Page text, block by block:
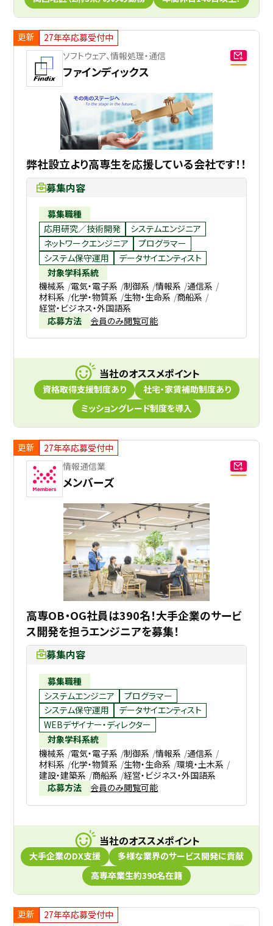
更新
27年卒応募受付中
ソフトウェア、情報処理・通信
ファインディックス
弊社設立より高専生を応援している会社です！！
募集内容
募集職種
応用研究／技術開発
システムエンジニア
ネットワークエンジニア
プログラマー
システム保守運用
データサイエンティスト
対象学科系統
機械系 電気・電子系 制御系 情報系 通信系
材料系 化学・物質系 生物・生命系 商船系
経営・ビジネス・外国語系
応募方法
会員のみ閲覧可能
当社のオススメポイント
資格取得支援制度あり
社宅・家賃補助制度あり
ミッショングレード制度を導入
更新
27年卒応募受付中
情報通信業
メンバーズ
高専OB・OG社員は390名！大手企業のサービ
ス開発を担うエンジニアを募集！
募集内容
募集職種
システムエンジニア
プログラマー
システム保守運用
データサイエンティスト
WEBデザイナー・ディレクター
対象学科系統
機械系 電気・電子系 制御系 情報系 通信系
材料系 化学・物質系 生物・生命系 環境・土木系
建設・建築系 商船系 経営・ビジネス・外国語系
応募方法
会員のみ閲覧可能
当社のオススメポイント
⼤⼿企業のDX支援
多様な業界のサービス開発に貢献
高専卒業生約390名在籍
更新 27年卒応募受付中